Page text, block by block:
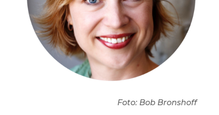
Foto: Bob Bronshoff